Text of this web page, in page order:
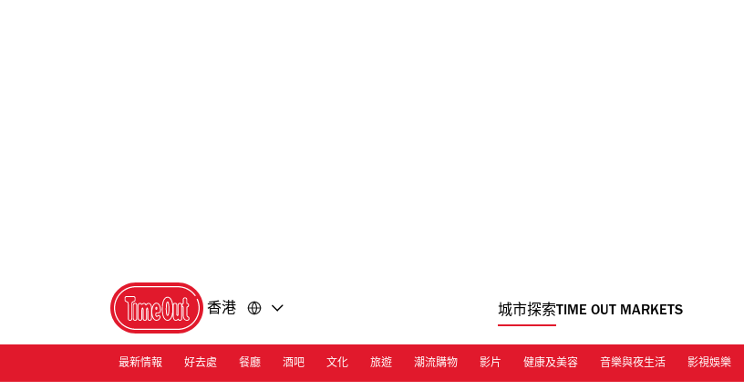
香港 城市探索TIME OUT MARKETS
最新情報 好去處 餐廳 酒吧 文化 旅遊 潮流購物 影片 健康及美容 音樂與夜生活 影視娛樂